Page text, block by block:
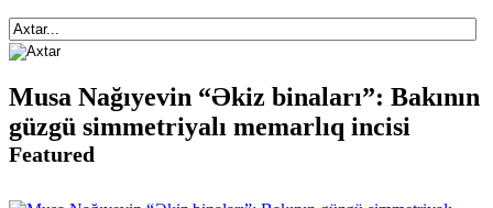
Musa Nağıyevin “Əkiz binaları”: Bakının
güzgü simmetriyalı memarlıq incisi
Featured